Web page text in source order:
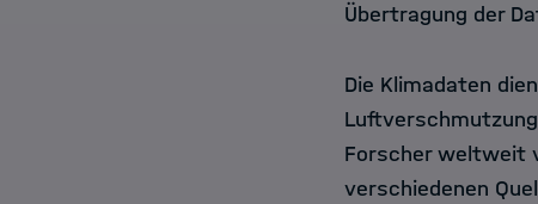
Übertragung der
Die Klimadaten
Forscher weltweit
verschiedenen